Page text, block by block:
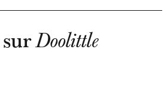
surDoolittle